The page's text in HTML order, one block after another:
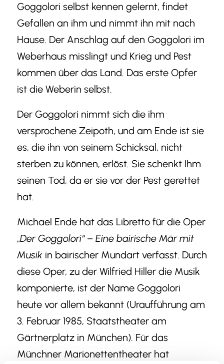
Goggolori selbst kennen gelernt, findet
Gefallen an ihm und nimmt ihn mit nach
Hause. Der Anschlag auf den Goggolori im
Weberhaus misslingt und Krieg und Pest
kommen über das Land. Das erste Opfer
ist die Weberin selbst.
Der Goggolori nimmt sich die ihm
versprochene Zeipoth, und am Ende ist sie
es, die ihn von seinem Schicksal, nicht
sterben zu können, erlöst. Sie schenkt Ihm
seinen Tod, da er sie vor der Pest gerettet
hat.
Michael Ende hat das Libretto für die Oper
„Der Goggolori“ – Eine bairische Mär mit
Musik in bairischer Mundart verfasst. Durch
diese Oper, zu der Wilfried Hiller die Musik
komponierte, ist der Name Goggolori
heute vor allem bekannt (Uraufführung am
3. Februar 1985, Staatstheater am
Gärtnerplatz in München). Für das
Münchner Marionettentheater hat